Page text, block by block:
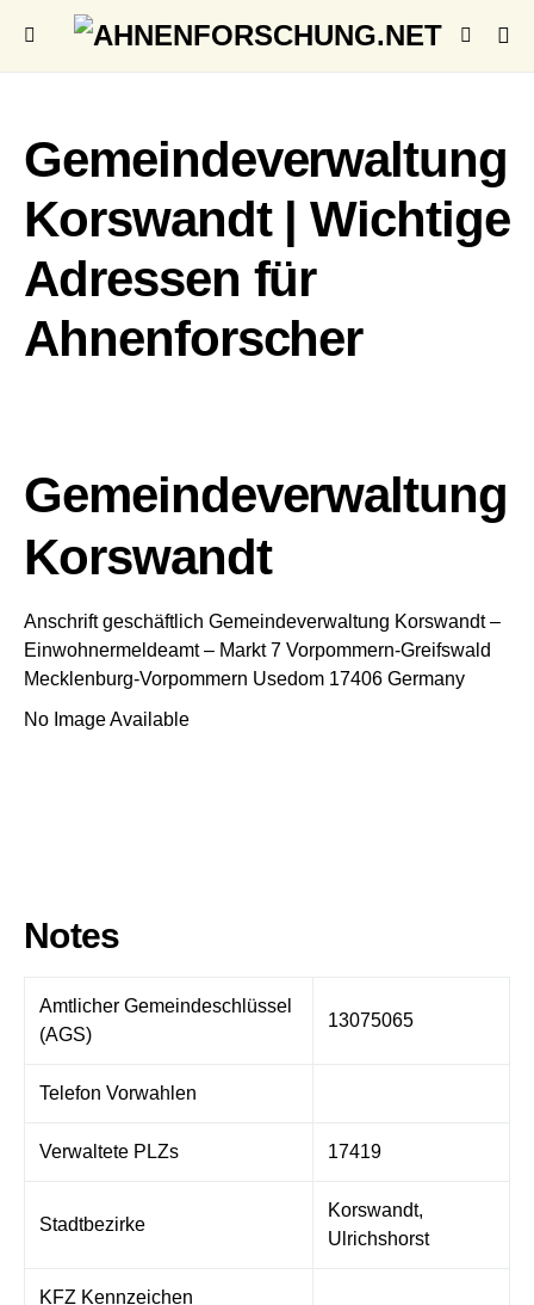
Gemeindeverwaltung
Korswandt | Wichtige
Adressen für
Ahnenforscher
Gemeindeverwaltung
Korswandt
Anschrift geschäftlich Gemeindeverwaltung Korswandt –
Einwohnermeldeamt – Markt 7 Vorpommern-Greifswald
Mecklenburg-Vorpommern Usedom 17406 Germany
No Image Available
Notes
Amtlicher Gemeindeschlüssel
(AGS)
13075065
Telefon Vorwahlen
Verwaltete PLZs 17419
Stadtbezirke
Korswandt,
Ulrichshorst
KFZ Kennzeichen